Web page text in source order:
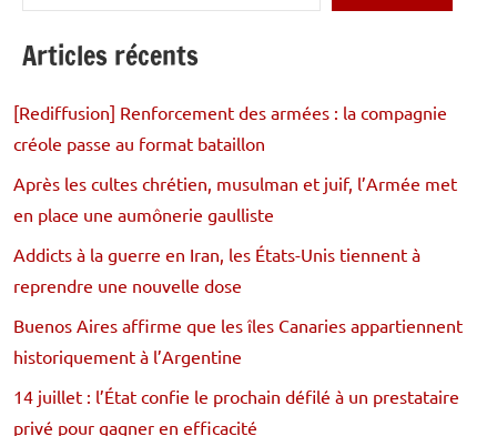
Articles récents
[Rediffusion] Renforcement des armées : la compagnie
créole passe au format bataillon
Après les cultes chrétien, musulman et juif, l’Armée met
en place une aumônerie gaulliste
Addicts à la guerre en Iran, les États-Unis tiennent à
reprendre une nouvelle dose
Buenos Aires affirme que les îles Canaries appartiennent
historiquement à l’Argentine
14 juillet : l’État confie le prochain défilé à un prestataire
privé pour gagner en efficacité